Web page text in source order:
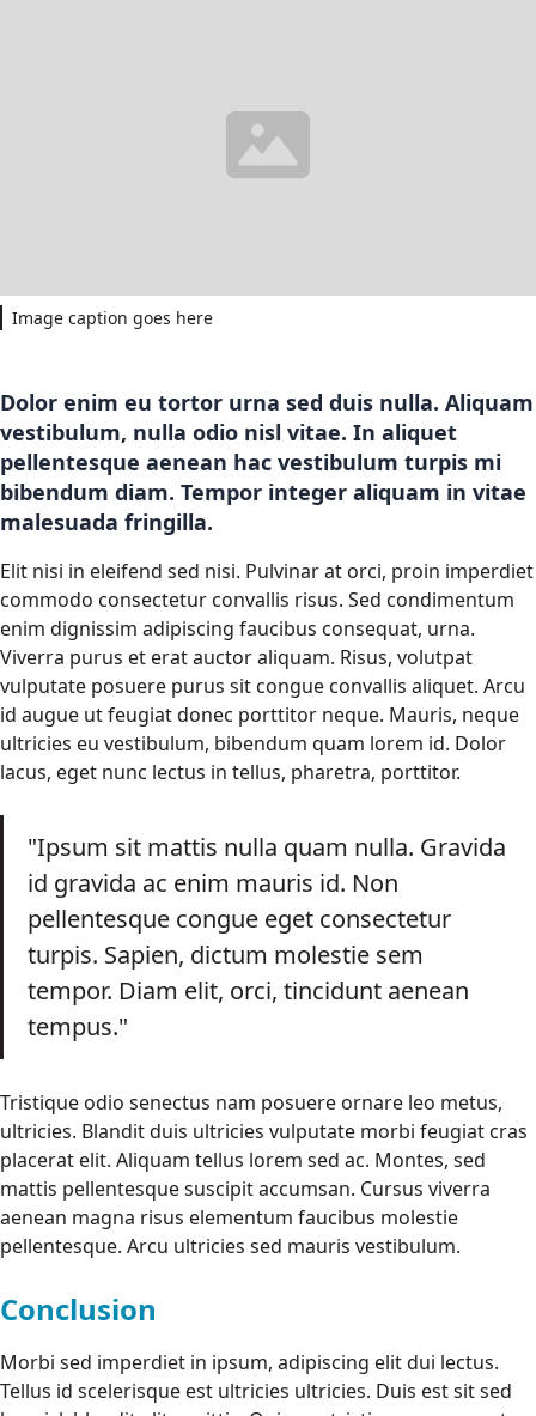
Image caption goes here
Dolor enim eu tortor urna sed duis nulla. Aliquam
vestibulum, nulla odio nisl vitae. In aliquet
pellentesque aenean hac vestibulum turpis mi
bibendum diam. Tempor integer aliquam in vitae
malesuada fringilla.
Elit nisi in eleifend sed nisi. Pulvinar at orci, proin imperdiet
commodo consectetur convallis risus. Sed condimentum
enim dignissim adipiscing faucibus consequat, urna.
Viverra purus et erat auctor aliquam. Risus, volutpat
vulputate posuere purus sit congue convallis aliquet. Arcu
id augue ut feugiat donec porttitor neque. Mauris, neque
ultricies eu vestibulum, bibendum quam lorem id. Dolor
lacus, eget nunc lectus in tellus, pharetra, porttitor.
"Ipsum sit mattis nulla quam nulla. Gravida
id gravida ac enim mauris id. Non
pellentesque congue eget consectetur
turpis. Sapien, dictum molestie sem
tempor. Diam elit, orci, tincidunt aenean
tempus."
Tristique odio senectus nam posuere ornare leo metus,
ultricies. Blandit duis ultricies vulputate morbi feugiat cras
placerat elit. Aliquam tellus lorem sed ac. Montes, sed
mattis pellentesque suscipit accumsan. Cursus viverra
aenean magna risus elementum faucibus molestie
pellentesque. Arcu ultricies sed mauris vestibulum.
Conclusion
Morbi sed imperdiet in ipsum, adipiscing elit dui lectus.
Tellus id scelerisque est ultricies ultricies. Duis est sit sed